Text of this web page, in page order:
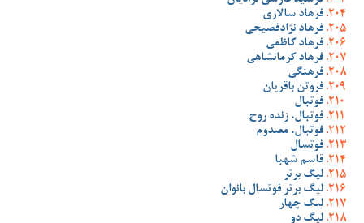
فرهاد سالاری
فرهاد نژادفصیحی
فرهاد کاظمی
فرهاد کرمانشاهی
فرهنگی
فروتن باقریان
فوتبال
فوتبال، زنده روح
فوتبال، مصدوم
فوتسال
قاسم شهبا
لیگ برتر
لیگ برتر فوتسال بانوان
لیگ چهار
لیگ دو